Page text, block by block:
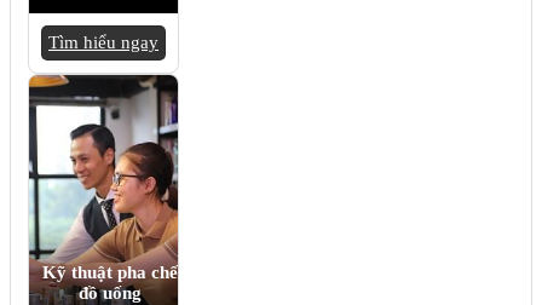
Tìm hiểu ngay
Kỹ thuật pha chế
đồ uống